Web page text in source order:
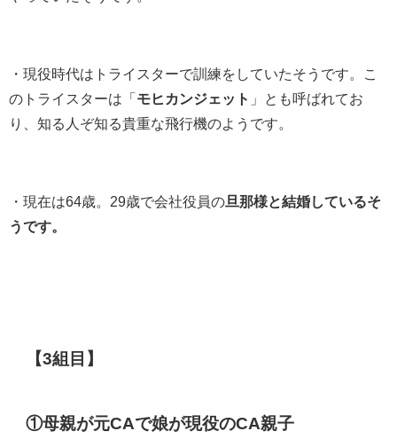
・現役時代はトライスターで訓練をしていたそうです。こ
のトライスターは「 モヒカンジェット 」とも呼ばれてお
り、知る人ぞ知る貴重な飛行機のようです。
・現在は64歳。29歳で会社役員の旦那様と結婚しているそ
うです。
【3組目】
①母親が元CAで娘が現役のCA親子